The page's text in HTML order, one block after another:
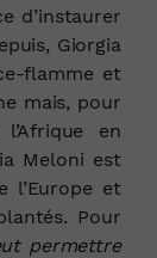
d’instaurer
Giorgia
et
mais, pour
en
Meloni est
l’Europe et
Pour
permettre